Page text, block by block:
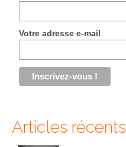
Votre adresse e-mail
Articles récents